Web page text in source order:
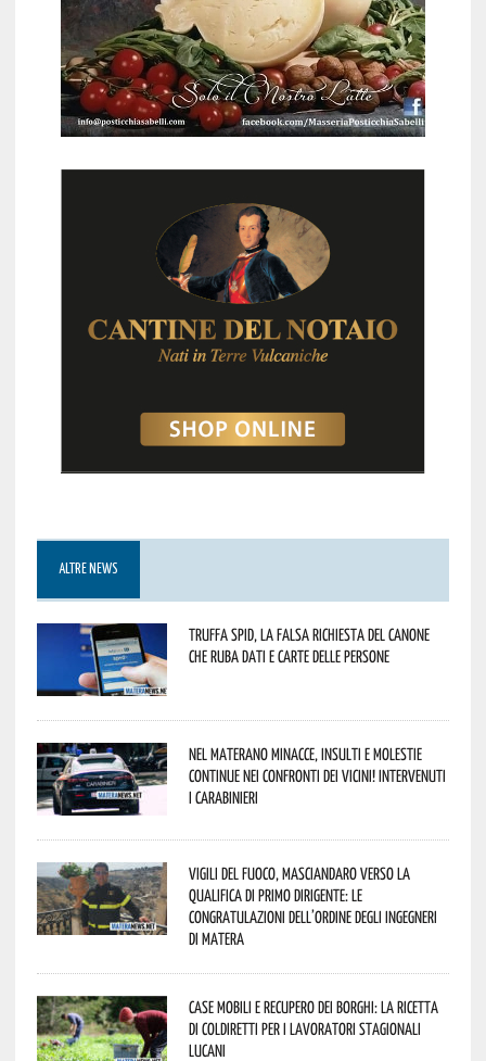
ALTRE NEWS
Truffa Spid, la falsa richiesta del canone
che ruba dati e carte delle persone
Nel materano minacce, insulti e molestie
continue nei confronti dei vicini! Intervenuti
i Carabinieri
Vigili del Fuoco, Masciandaro verso la
qualifica di Primo Dirigente: le
congratulazioni dell’Ordine degli Ingegneri
di Matera
Case mobili e recupero dei borghi: la ricetta
di Coldiretti per i lavoratori stagionali
lucani